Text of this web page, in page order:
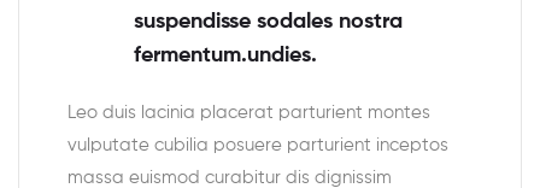
suspendisse sodales nostra
fermentum.undies.
Leo duis lacinia placerat parturient montes
vulputate cubilia posuere parturient inceptos
massa euismod curabitur dis dignissim